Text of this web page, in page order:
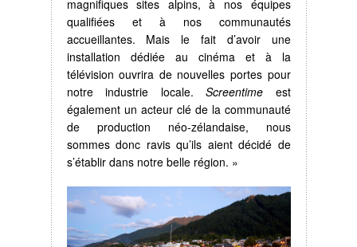
magnifiques sites alpins, à nos équipes
qualifiées et à nos communautés
accueillantes. Mais le fait d’avoir une
installation dédiée au cinéma et à la
télévision ouvrira de nouvelles portes pour
notre industrie locale. Screentime est
également un acteur clé de la communauté
de production néo-zélandaise, nous
sommes donc ravis qu’ils aient décidé de
s’établir dans notre belle région. »